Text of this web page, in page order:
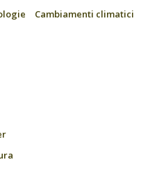
Cambiamenti climatici